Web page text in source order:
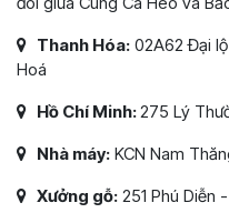
Thanh Hóa: 02A62 Đại
Hoá
Hồ Chí Minh:275 Lý
Nhà máy: KCN Nam
Xưởng gỗ: 251 Phú Diễn